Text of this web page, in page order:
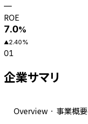
—
ROE
7.0%
▲2.40%
01
企業サマリ
Overview · 事業概要